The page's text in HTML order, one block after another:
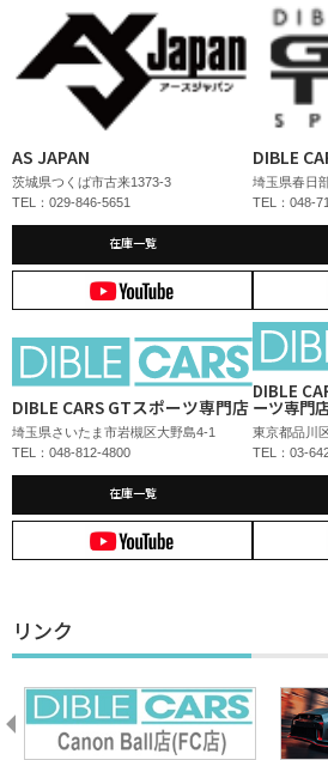
AS JAPAN
茨城県つくば市古来1373-3
TEL：029-846-5651
在庫一覧
DIBLE
埼玉県春日
TEL：048-
DIBLE CARS GTスポーツ専門店
埼玉県さいたま市岩槻区大野島4-1
TEL：048-812-4800
在庫一覧
DIBLE
ーツ専門
東京都品川
TEL：03-
リンク